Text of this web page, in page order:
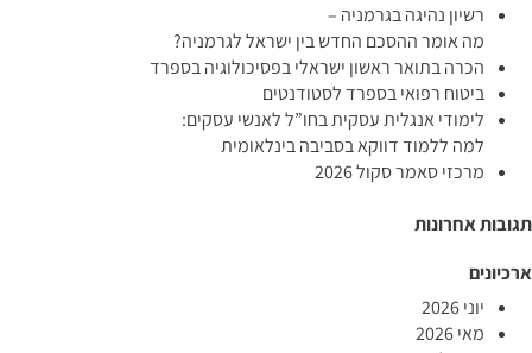
רשיון נהיגה בגרמניה –
מה אומר ההסכם החדש בין ישראל לגרמניה?
הכרה בתואר ראשון ישראלי בפסיכולוגיה בספרד
ביטוח רפואי בספרד לסטודנטים
לימודי אנגלית עסקית בחו”ל לאנשי עסקים:
למה ללמוד דווקא בסביבה בינלאומית
מרכזי סאמר סקול 2026
תגובות אחרונות
ארכיונים
יוני 2026
מאי 2026